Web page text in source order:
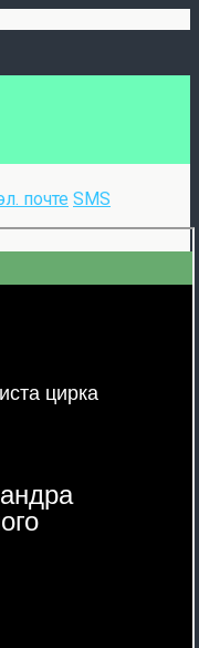
почте SMS